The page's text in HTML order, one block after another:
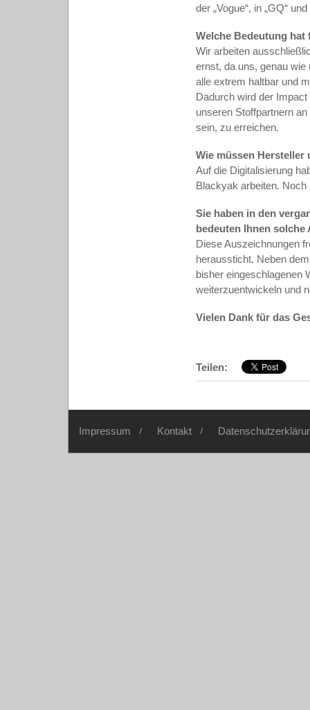
der „Vogue“, in „GQ“
Welche Bedeutung hat
Wir arbeiten
ernst, da uns, genau
alle extrem haltbar und
Dadurch wird der
unseren Stoffpartnern
sein, zu erreichen.
Wie müssen Hersteller
Auf die Digitalisierung
Blackyak arbeiten.
Sie haben in den
bedeuten Ihnen solche
Diese Auszeichnungen
heraussticht. Neben
bisher eingeschlagenen
weiterzuentwickeln und
Vielen Dank für das
Teilen:
Impressum Kontakt